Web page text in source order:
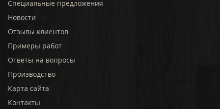
Специальные предложения
Новости
Отзывы клиентов
Примеры работ
Ответы на вопросы
Производство
Карта сайта
Контакты